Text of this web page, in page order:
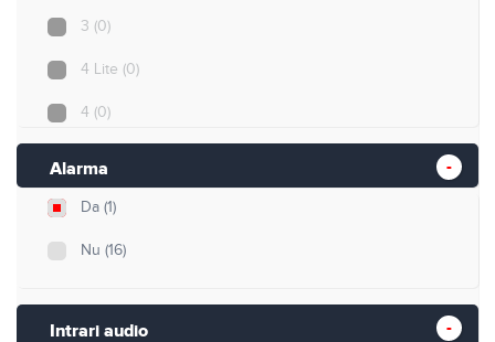
3 (0)
4 Lite (0)
4 (0)
5 Lite
8 (0)
Alarma
Da (1)
Nu (16)
Intrari audio